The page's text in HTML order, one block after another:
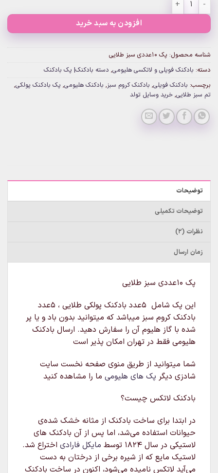
افزودن به سبد خرید
شناسه محصول: پک ۱۰عددی سبز طلایی
دسته: بادکنک فویلی و لاتکسی هلیومی, دسته بادکنک| پک بادکنک
برچسب: بادکنک فویلی, بادکنک کروم سبز, بادکنک هلیومی, پک بادکنک پولکی,
تم سبز طلایی, خرید وسایل تولد
توضیحات
توضیحات تکمیلی
نظرات (2)
زمان ارسال
پک ۱۰عددی سبز طلایی
این پک شامل ۵عدد بادکنک پولکی طلایی ، ۵عدد
بادکنک کروم سبز میباشد که میتوانید بدون باد و یا پر
شده با گاز هلیوم آن را سفارش دهید. ارسال بادکنک
هلیومی فقط در تهران امکان پذیر است
شما میتوانید از طریق منوی صفحه نخست سایت
شادزی دیگر پک های هلیومی ما را مشاهده کنید
بادکنک لاتکس چیست؟
در ابتدا برای ساخت بادکنک از مثانه خشک شده‌ی
حیوانات استفاده می‌شد، اما پس از آن بادکنک های
لاستیکی در سال ۱۸۲۴ توسط
مایکل فارادی اختراع شد.
لاستیک مایع که از شیره برخی از درختان به دست
می‌آید لاتکس نامیده می‌شود، اکنون در ساخت بادکنک